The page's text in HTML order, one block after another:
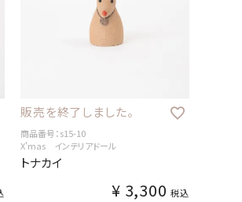
販売を終了しました。
商品番号：s15-10
X'mas インテリアドール
トナカイ
¥ 3,300 税込